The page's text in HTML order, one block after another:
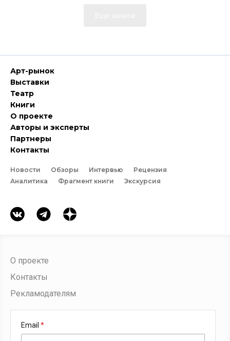
Арт-рынок
Выставки
Театр
Книги
О проекте
Авторы и эксперты
Партнеры
Контакты
Новости Обзоры Интервью
Рецензия
Аналитика
Фрагмент книги Экскурсия
О проекте
Контакты
Рекламодателям
Email